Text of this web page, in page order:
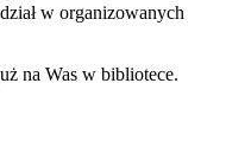
w organizowanych
na Was w bibliotece.